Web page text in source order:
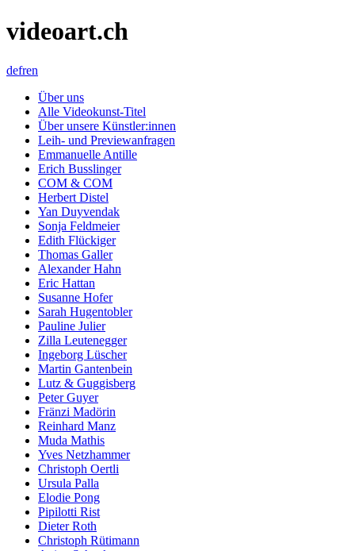
videoart.ch
defren
Über uns
Alle Videokunst-Titel
Über unsere Künstler:innen
Leih- und Previewanfragen
Emmanuelle Antille
Erich Busslinger
COM & COM
Herbert Distel
Yan Duyvendak
Sonja Feldmeier
Edith Flückiger
Thomas Galler
Alexander Hahn
Eric Hattan
Susanne Hofer
Sarah Hugentobler
Pauline Julier
Zilla Leutenegger
Ingeborg Lüscher
Martin Gantenbein
Lutz & Guggisberg
Peter Guyer
Fränzi Madörin
Reinhard Manz
Muda Mathis
Yves Netzhammer
Christoph Oertli
Ursula Palla
Elodie Pong
Pipilotti Rist
Dieter Roth
Christoph Rütimann